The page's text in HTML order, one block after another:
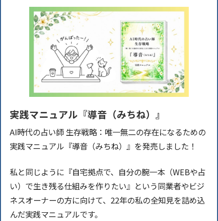
実践マニュアル『導音（みちね）』
AI時代の占い師 生存戦略：唯一無二の存在になるための
実践マニュアル『導音（みちね）』を発売しました！
私と同じように『自宅拠点で、自分の腕一本（WEBや占
い）で生き残る仕組みを作りたい』という同業者やビジ
ネスオーナーの方に向けて、22年の私の全知見を詰め込
んだ実践マニュアルです。